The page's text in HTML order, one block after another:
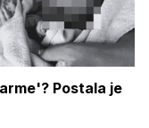
Postala je